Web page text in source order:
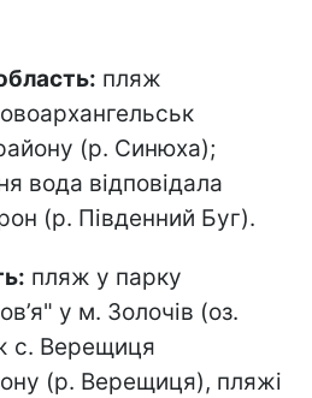
пляж
(р. Синюха);
вода відповідала
(р. Південний Буг).
пляж у парку
у м. Золочів (оз.
с. Верещиця
(р. Верещиця), пляжі